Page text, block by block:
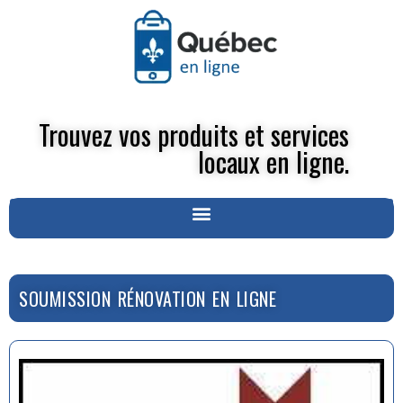
Trouvez vos produits et services
locaux en ligne.
SOUMISSION RÉNOVATION EN LIGNE